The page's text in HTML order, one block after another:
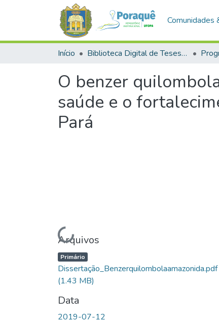
Comunidades
Início Biblioteca Digital de Teses e Dissertações (BDTD)
O benzer
saúde e o
Pará
Carregando...
Arquivos
Primário
Dissertação_Benzerquilombolaamazonida.pdf
(1.43 MB)
Data
2019-07-12